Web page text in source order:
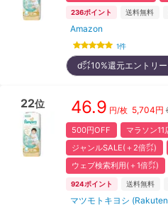
236ポイント 送料無料
Amazon
1件
d㌽10%還元エントリ
22位 46.9 円/枚 5,704円
500円OFF
マラソン11
ジャンルSALE(＋2倍㌽)
ウェブ検索利用(＋1倍㌽)
924ポイント 送料無料
マツモトキヨシ